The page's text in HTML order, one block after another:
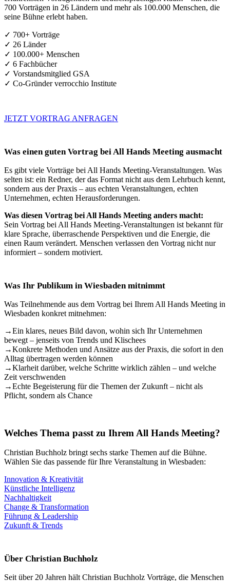
700 Vorträgen in 26 Ländern und mehr als 100.000 Menschen, die
seine Bühne erlebt haben.
✓ 700+ Vorträge
✓ 26 Länder
✓ 100.000+ Menschen
✓ 6 Fachbücher
✓ Vorstandsmitglied GSA
✓ Co-Gründer verrocchio Institute
JETZT VORTRAG ANFRAGEN
Was einen guten Vortrag bei All Hands Meeting ausmacht
Es gibt viele Vorträge bei All Hands Meeting-Veranstaltungen. Was
selten ist: ein Redner, der das Format nicht aus dem Lehrbuch kennt,
sondern aus der Praxis – aus echten Veranstaltungen, echten
Unternehmen, echten Herausforderungen.
Was diesen Vortrag bei All Hands Meeting anders macht:
Sein Vortrag bei All Hands Meeting-Veranstaltungen ist bekannt für
klare Sprache, überraschende Perspektiven und die Energie, die
einen Raum verändert. Menschen verlassen den Vortrag nicht nur
informiert – sondern motiviert.
Was Ihr Publikum in Wiesbaden mitnimmt
Was Teilnehmende aus dem Vortrag bei Ihrem All Hands Meeting in
Wiesbaden konkret mitnehmen:
→Ein klares, neues Bild davon, wohin sich Ihr Unternehmen
bewegt – jenseits von Trends und Klischees
→Konkrete Methoden und Ansätze aus der Praxis, die sofort in den
Alltag übertragen werden können
→Klarheit darüber, welche Schritte wirklich zählen – und welche
Zeit verschwenden
→Echte Begeisterung für die Themen der Zukunft – nicht als
Pflicht, sondern als Chance
Welches Thema passt zu Ihrem All Hands Meeting?
Christian Buchholz bringt sechs starke Themen auf die Bühne.
Wählen Sie das passende für Ihre Veranstaltung in Wiesbaden:
Innovation & Kreativität
Künstliche Intelligenz
Nachhaltigkeit
Change & Transformation
Führung & Leadership
Zukunft & Trends
Über Christian Buchholz
Seit über 20 Jahren hält Christian Buchholz Vorträge, die Menschen